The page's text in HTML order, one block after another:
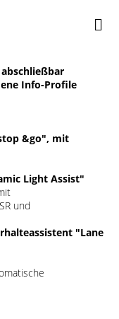
Info-Profile
&go", mit
Light Assist"
und
"Lane